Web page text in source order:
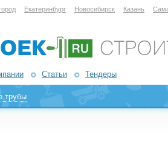
Екатеринбург Новосибирск Казань
Статьи Тендеры
трубы